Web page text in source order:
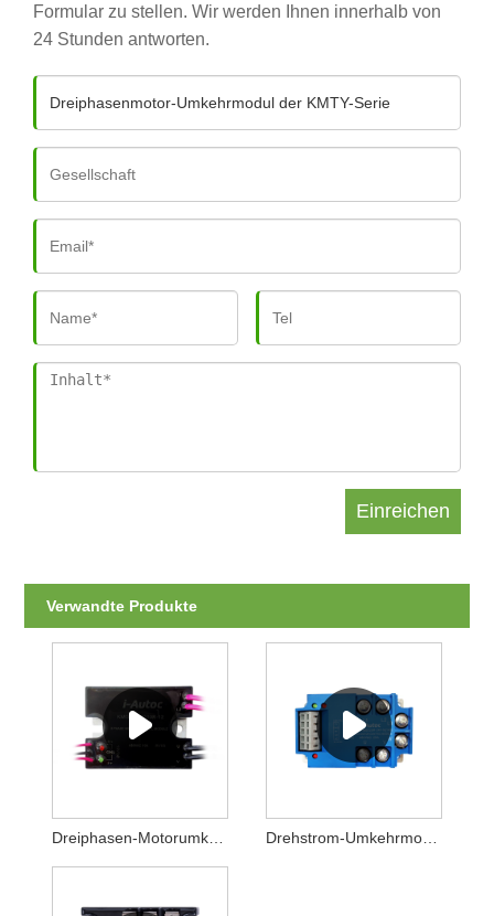
Formular zu stellen. Wir werden Ihnen innerhalb von
24 Stunden antworten.
Verwandte Produkte
Drehstrom-Umkehrmodul der KMTYM-Serie